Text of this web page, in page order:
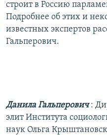
строит в Россию
Подробнее об этих и
известных экспертов
Гальперович.
Данила Гальперович:
элит Института
наук Ольга